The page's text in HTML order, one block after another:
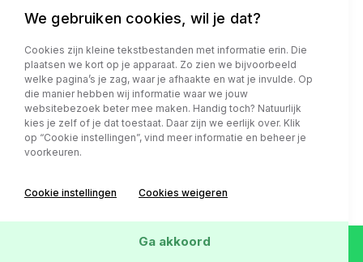
2010
We gebruiken cookies, wil je dat?
Cookies zijn kleine tekstbestanden met informatie erin. Die
plaatsen we kort op je apparaat. Zo zien we bijvoorbeeld
welke pagina’s je zag, waar je afhaakte en wat je invulde. Op
die manier hebben wij informatie waar we jouw
websitebezoek beter mee maken. Handig toch? Natuurlijk
kies je zelf of je dat toestaat. Daar zijn we eerlijk over. Klik
op “Cookie instellingen”, vind meer informatie en beheer je
voorkeuren.
Cookie instellingen Cookies weigeren
Ga akkoord